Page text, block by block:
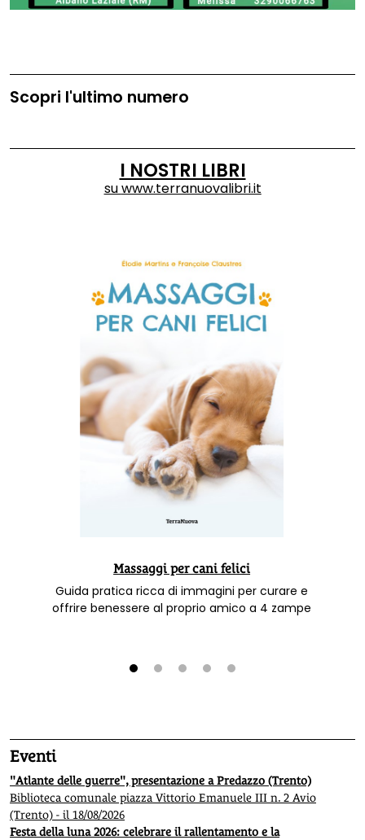
Scopri l'ultimo numero
I NOSTRI LIBRI
suwww.terranuovalibri.it
Massaggi per cani felici
Guida pratica ricca di immagini per curare e
offrire benessere al proprio amico a 4 zampe
Eventi
"Atlante delle guerre", presentazione a Predazzo (Trento)
Biblioteca comunale piazza Vittorio Emanuele III n. 2 Avio
(Trento) - il 18/08/2026
Festa della luna 2026: celebrare il rallentamento e la